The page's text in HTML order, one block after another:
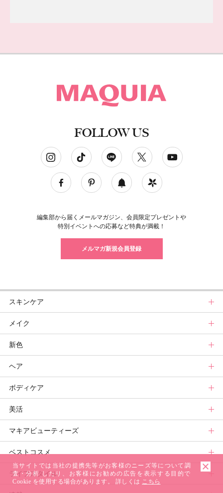
FOLLOW US
編集部から届くメールマガジン、会員限定プレゼントや
特別イベントへの応募など特典が満載！
メルマガ新規会員登録
スキンケア
スキンケアトップ
ニュース
スキンケアまとめ
スキンケア診断
メイク
メイクトップ
ニュース
メイクまとめ
ベースメイクカタログ
メイク診断
新色
新色トップ
クリスマスコフレ
秋新色
新色コスメスウォッチ
ビューティ速報
ヘア
ヘアトップ
ニュース
ヘアカタログ
ヘアまとめ
ヘア診断
ボディケア
ボディケアトップ
ニュース
ボディケアまとめ
ボディケア診断
美活
美活トップ
美活グランプリ
ヘルスケア・ダイエット
マキアビューティーズ
マキアビューティーズトップ
TOPビューティーズ一覧
ベストコスメ
ベストコスメトップ
ライフスタイル
当サイトでは当社の提携先等がお客様のニーズ等について調
査・分析 したり、お客様にお勧めの広告を表示する目的で
Cookie を使用する場合があります。 詳しくは こちら